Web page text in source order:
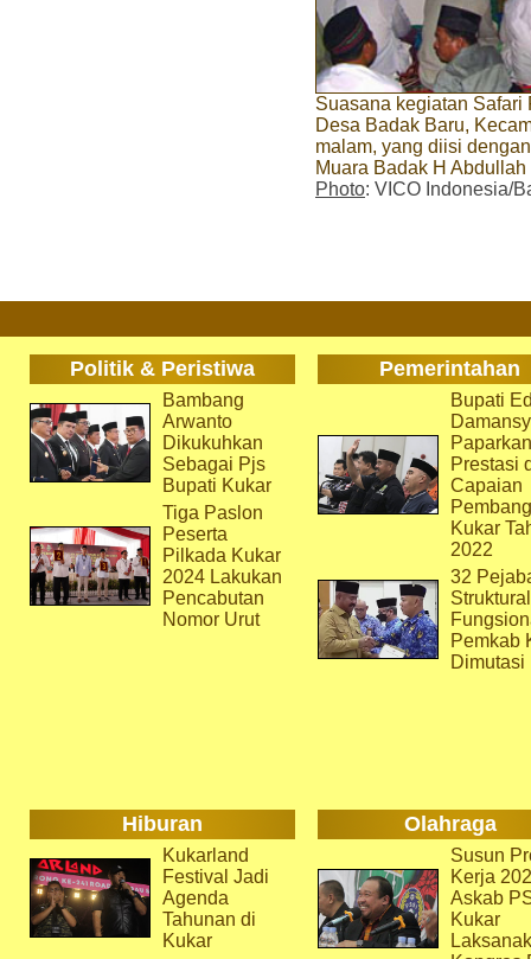
Suasana kegiatan
Desa Badak Baru,
malam, yang diisi
Muara Badak H Abdullah
Photo: VICO Indonesia/
Politik & Peristiwa Pemerintahan
Bambang
Arwanto
Dikukuhkan
Sebagai Pjs
Bupati Kukar
Tiga Paslon
Peserta
Pilkada Kukar
2024 Lakukan
Pencabutan
Nomor Urut
Bupati
Paparkan
Prestasi
Capaian
Kukar
2022
32
Pemkab
Dimutasi
Hiburan Olahraga
Kukarland
Festival Jadi
Agenda
Tahunan di
Kukar
Susun
Kerja
Askab
Kukar